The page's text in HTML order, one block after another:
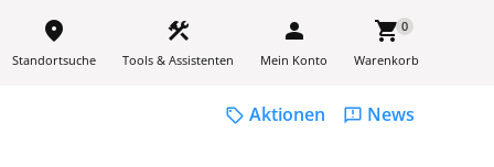
place
Standortsuche
construction
Tools & Assistenten
person
Mein Konto
shopping_cart0
Warenkorb
sell Aktionen feedback News